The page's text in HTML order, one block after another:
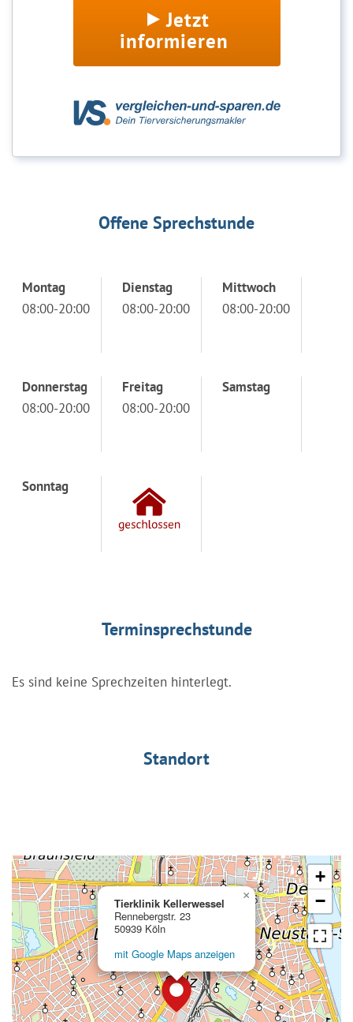
Jetzt
informieren
Offene Sprechstunde
Montag
08:00-20:00
Dienstag
08:00-20:00
Mittwoch
08:00-20:00
Donnerstag
08:00-20:00
Freitag
08:00-20:00
Samstag
Sonntag
Terminsprechstunde
Es sind keine Sprechzeiten hinterlegt.
Standort
Tierklinik Kellerwessel
Rennebergstr. 23
50939 Köln
mit Google Maps anzeigen
×
+
−